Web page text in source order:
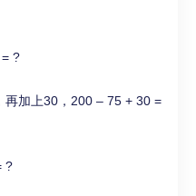
?
再加上30，200 – 75 + 30 =
?